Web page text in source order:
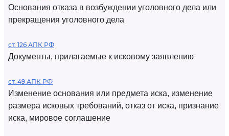
Основания отказа в возбуждении уголовного дела или
прекращения уголовного дела
ст. 126 АПК РФ
Документы, прилагаемые к исковому заявлению
ст. 49 АПК РФ
Изменение основания или предмета иска, изменение
размера исковых требований, отказ от иска, признание
иска, мировое соглашение